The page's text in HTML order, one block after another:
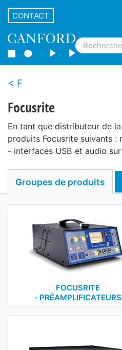
CONTACT
F
Focusrite
En tant que distributeur de
produits Focusrite suivants
- interfaces USB et audio sur
Groupes de produits
FOCUSRITE
‑ PRÉAMPLIFICATEURS